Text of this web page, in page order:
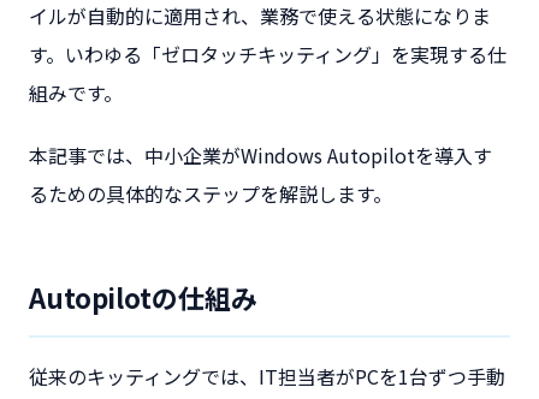
イルが自動的に適用され、業務で使える状態になりま
す。いわゆる「ゼロタッチキッティング」を実現する仕
組みです。
本記事では、中小企業がWindows Autopilotを導入す
るための具体的なステップを解説します。
Autopilotの仕組み
従来のキッティングでは、IT担当者がPCを1台ずつ手動